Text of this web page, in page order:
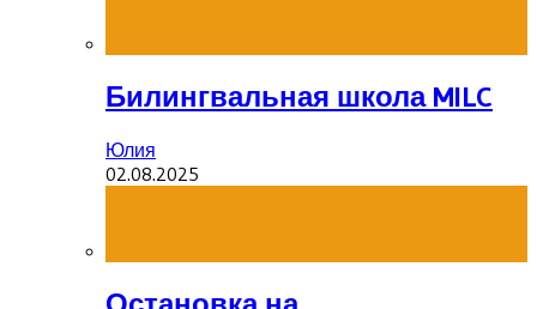
Билингвальная школа MILC
Юлия
02.08.2025